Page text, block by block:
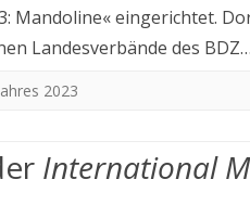
Mandoline« eingerichtet.
Landesverbände des BDZ…
2023
International